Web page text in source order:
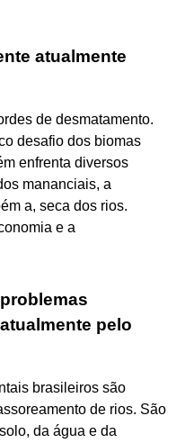
atualmente
de desmatamento.
desafio dos biomas
enfrenta diversos
mananciais, a
a, seca dos rios.
e a
pelo
brasileiros são
de rios. São
da água e da